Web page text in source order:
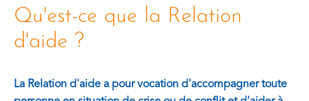
Qu'est-ce que la Relation
d'aide ?
La Relation d'aide a pour vocation d'accompagner toute